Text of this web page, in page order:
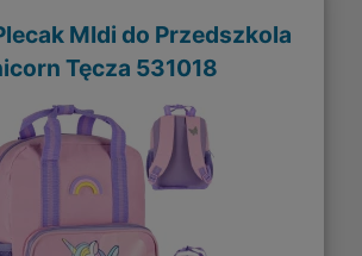
MIdi do Przedszkola
Tęcza 531018